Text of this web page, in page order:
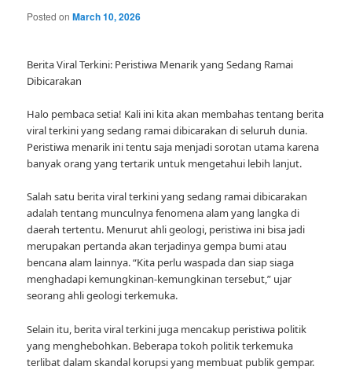
Posted onMarch 10, 2026
Berita Viral Terkini: Peristiwa Menarik yang Sedang Ramai
Dibicarakan
Halo pembaca setia! Kali ini kita akan membahas tentang berita
viral terkini yang sedang ramai dibicarakan di seluruh dunia.
Peristiwa menarik ini tentu saja menjadi sorotan utama karena
banyak orang yang tertarik untuk mengetahui lebih lanjut.
Salah satu berita viral terkini yang sedang ramai dibicarakan
adalah tentang munculnya fenomena alam yang langka di
daerah tertentu. Menurut ahli geologi, peristiwa ini bisa jadi
merupakan pertanda akan terjadinya gempa bumi atau
bencana alam lainnya. “Kita perlu waspada dan siap siaga
menghadapi kemungkinan-kemungkinan tersebut,” ujar
seorang ahli geologi terkemuka.
Selain itu, berita viral terkini juga mencakup peristiwa politik
yang menghebohkan. Beberapa tokoh politik terkemuka
terlibat dalam skandal korupsi yang membuat publik gempar.